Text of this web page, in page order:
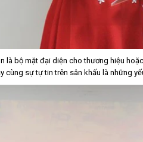
là bộ mặt đại diện cho thương hiệu
cùng sự tự tin trên sân khấu là những